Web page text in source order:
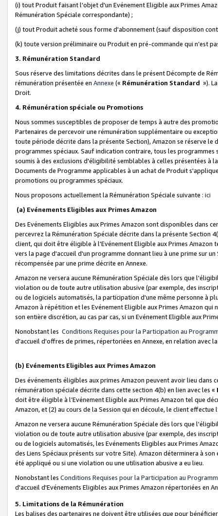
(i) tout Produit faisant l'objet d'un Evénement Eligible aux Primes
Rémunération Spéciale correspondante) ;
(j) tout Produit acheté sous forme d'abonnement (sauf disposition
(k) toute version préliminaire ou Produit en pré-commande qui n’est
3. Rémunération Standard
Sous réserve des limitations décrites dans le présent Décompte de
rémunération présentée en Annexe (« Rémunération Standard »).
Droit.
4. Rémunération spéciale ou Promotions
Nous sommes susceptibles de proposer de temps à autre des
Partenaires de percevoir une rémunération supplémentaire ou
toute période décrite dans la présente Section), Amazon se réserve
programmes spéciaux. Sauf indication contraire, tous les
soumis à des exclusions d'éligibilité semblables à celles présentées à
Documents de Programme applicables à un achat de Produit
promotions ou programmes spéciaux.
Nous proposons actuellement la Rémunération Spéciale suivante : ici
(a) Evénements Eligibles aux Primes Amazon
Des Evénements Eligibles aux Primes Amazon sont disponibles dans
percevrez la Rémunération Spéciale décrite dans la présente Section
client, qui doit être éligible à l'Evénement Eligible aux Primes Amazon
vers la page d'accueil d'un programme donnant lieu à une prime sur
récompensée par une prime décrite en Annexe.
Amazon ne versera aucune Rémunération Spéciale dès lors que
violation ou de toute autre utilisation abusive (par exemple, des
ou de logiciels automatisés, la participation d'une même personne à
Amazon à répétition et les Evénement Eligible aux Primes Amazon qui
son entière discrétion, au cas par cas, si un Evénement Eligible aux
Nonobstant les Conditions Requises pour la Participation au
d'accueil d'offres de primes, répertoriées en Annexe, en relation avec
(b) Evénements Eligibles aux Primes Amazon
Des événements éligibles aux primes Amazon peuvent avoir lieu dans
rémunération spéciale décrite dans cette section 4(b) en lien avec les «
doit être éligible à l’Evénement Eligible aux Primes Amazon tel que
Amazon, et (2) au cours de la Session qui en découle, le client
Amazon ne versera aucune Rémunération Spéciale dès lors que
violation ou de toute autre utilisation abusive (par exemple, des
ou de logiciels automatisés, les Evénements Eligibles aux Primes
des Liens Spéciaux présents sur votre Site). Amazon déterminera à
été appliqué ou si une violation ou une utilisation abusive a eu lieu.
Nonobstant les Conditions Requises pour la Participation au
d'accueil d'Evénements Eligibles aux Primes Amazon répertoriées en
5. Limitations de la Rémunération
Les balises des partenaires ne doivent être utilisées que pour